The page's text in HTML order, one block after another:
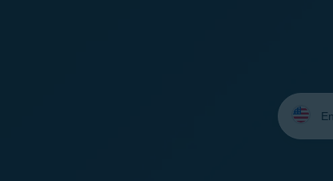
Select
your
language: